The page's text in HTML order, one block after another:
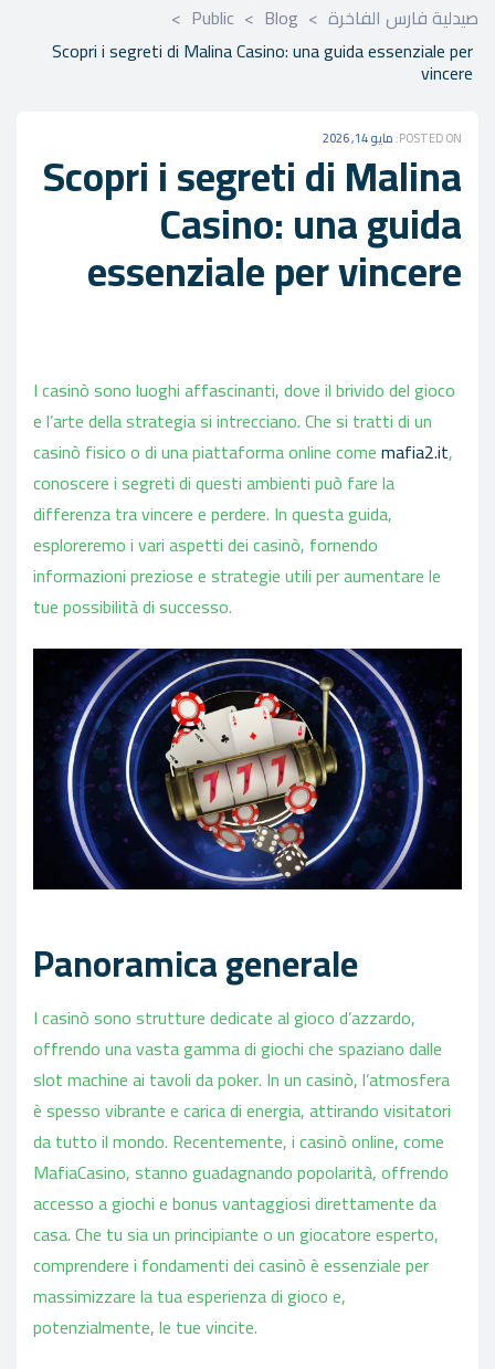
صيدلية فارس الفاخرة >
Blog
>
Public
>
Scopri i segreti di Malina Casino: una guida essenziale per
vincere
POSTED ON: مايو 14, 2026
Scopri i segreti di Malina
Casino: una guida
essenziale per vincere
I casinò sono luoghi affascinanti, dove il brivido del gioco
e l’arte della strategia si intrecciano. Che si tratti di un
casinò fisico o di una piattaforma online comemafia2.it,
conoscere i segreti di questi ambienti può fare la
differenza tra vincere e perdere. In questa guida,
esploreremo i vari aspetti dei casinò, fornendo
informazioni preziose e strategie utili per aumentare le
tue possibilità di successo.
Panoramica generale
I casinò sono strutture dedicate al gioco d’azzardo,
offrendo una vasta gamma di giochi che spaziano dalle
slot machine ai tavoli da poker. In un casinò, l’atmosfera
è spesso vibrante e carica di energia, attirando visitatori
da tutto il mondo. Recentemente, i casinò online, come
MafiaCasino, stanno guadagnando popolarità, offrendo
accesso a giochi e bonus vantaggiosi direttamente da
casa. Che tu sia un principiante o un giocatore esperto,
comprendere i fondamenti dei casinò è essenziale per
massimizzare la tua esperienza di gioco e,
potenzialmente, le tue vincite.